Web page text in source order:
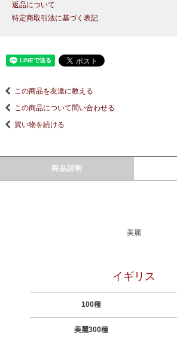
返品について
特定商取引法に基づく表記
この商品を友達に教える
この商品について問い合わせる
買い物を続ける
商品説明
美麗
イギリス
100種
美麗300種